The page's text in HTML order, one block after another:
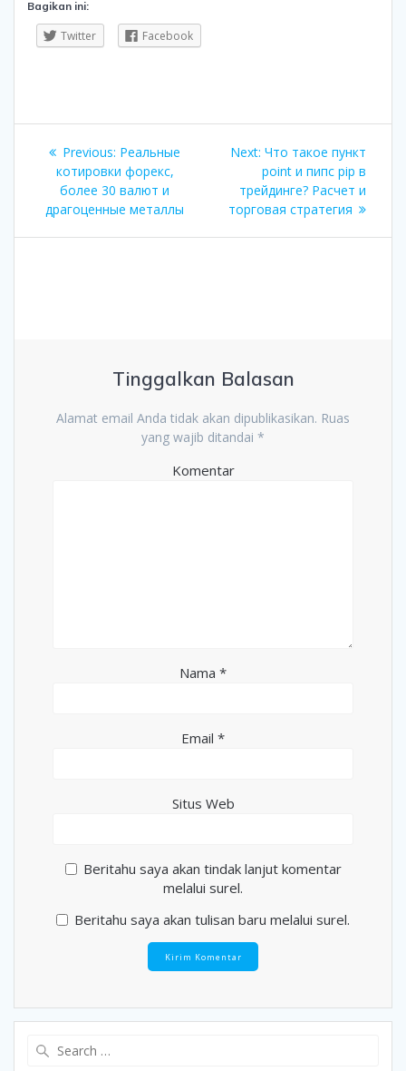
Bagikan ini:
Twitter Facebook
Navigasi
pos
Previous: Previous
post:
Реальные
котировки форекс,
более 30 валют и
драгоценные металлы
Next: Next
post:
Что такое пункт
point и пипс pip в
трейдинге? Расчет и
торговая стратегия
Tinggalkan Balasan
Alamat email Anda tidak akan dipublikasikan. Ruas
yang wajib ditandai *
Komentar
Nama *
Email *
Situs Web
Beritahu saya akan tindak lanjut komentar
melalui surel.
Beritahu saya akan tulisan baru melalui surel.